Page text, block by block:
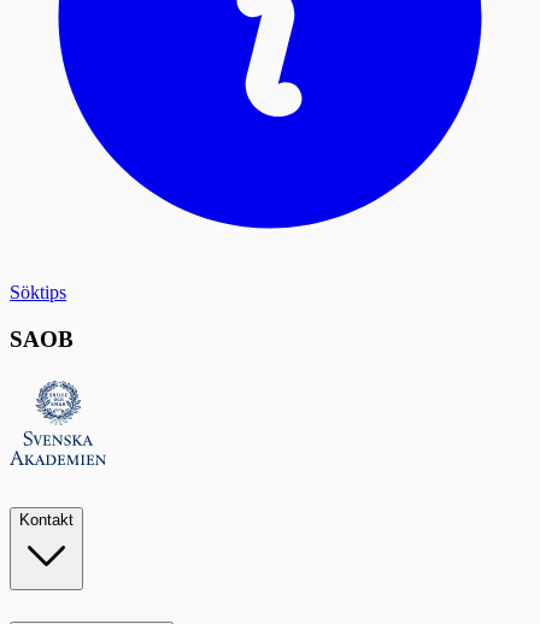
Söktips
SAOB
Kontakt